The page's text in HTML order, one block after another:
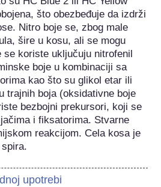
što obezbeđuje da izdrži
Nitro boje se, zbog male
šire u kosu, ali se mogu
se koriste uključuju nitrofenil
boje u kombinaciji sa
kao što su glikol etar ili
trajnih boja (oksidativne boje
bezbojni prekursori, koji se
i fiksatorima. Stvarne
reakcijom. Cela kosa je
upotrebi